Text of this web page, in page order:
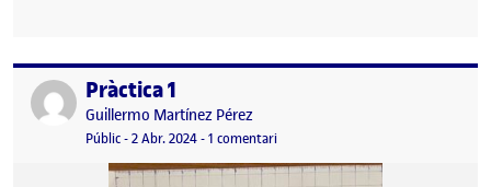
Publicat perPràctica 1
Publicat per
Guillermo Martínez Pérez
Visibilitat:
Públic-Data de publicació
2 Abr. 20242 abril, 2024 11:04 pm
-1 comentaria Pràctica 1